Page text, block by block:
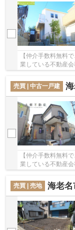
【仲介手数料無料
業している不動産
売買 | 中古一戸建
海
【仲介手数料無料
業している不動産
売買 | 売地
海老名市東